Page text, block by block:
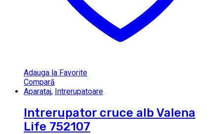
Adauga la Favorite
Compară
Aparataj, Intrerupatoare
Intrerupator cruce alb Valena
Life 752107